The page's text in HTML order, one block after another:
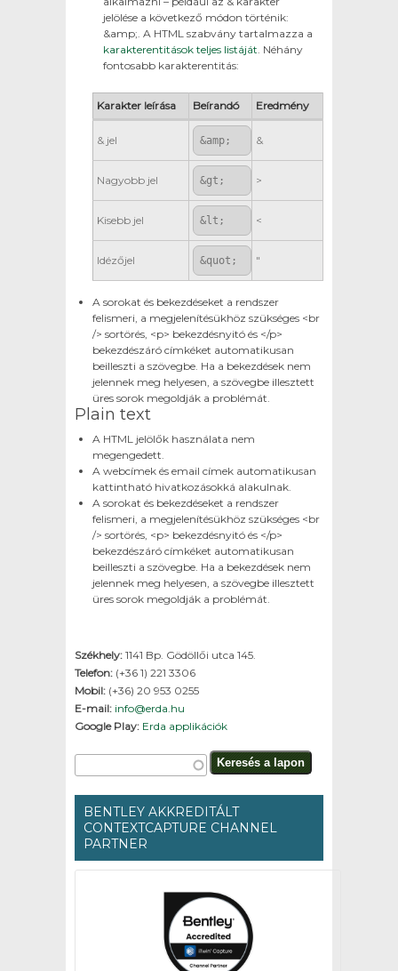
jelölése a következő módon történik:
&amp;. A HTML szabvány tartalmazza a
karakterentitások teljes listáját . Néhány
fontosabb karakterentitás:
Karakter leírása Beírandó Eredmény
& jel &amp; &
Nagyobb jel &gt; >
Kisebb jel &lt; <
Idézőjel &quot; "
A sorokat és bekezdéseket a rendszer
felismeri, a megjelenítésükhöz szükséges <br
/> sortörés, <p> bekezdésnyitó és </p>
bekezdészáró címkéket automatikusan
beilleszti a szövegbe. Ha a bekezdések nem
jelennek meg helyesen, a szövegbe illesztett
üres sorok megoldják a problémát.
Plain text
A HTML jelölők használata nem
megengedett.
A webcímek és email címek automatikusan
kattintható hivatkozásokká alakulnak.
A sorokat és bekezdéseket a rendszer
felismeri, a megjelenítésükhöz szükséges <br
/> sortörés, <p> bekezdésnyitó és </p>
bekezdészáró címkéket automatikusan
beilleszti a szövegbe. Ha a bekezdések nem
jelennek meg helyesen, a szövegbe illesztett
üres sorok megoldják a problémát.
Székhely: 1141 Bp. Gödöllői utca 145.
Telefon: (+36 1) 221 3306
Mobil: (+36) 20 953 0255
E-mail: info@erda.hu
Google Play: Erda applikációk
Keresés űrlap
Keresés a lapon
BENTLEY AKKREDITÁLT
CONTEXTCAPTURE CHANNEL
PARTNER